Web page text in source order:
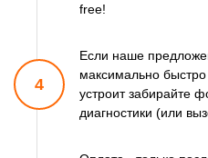
free!
4
Если наше
максимально быстро
устроит забирайте
диагностики (или